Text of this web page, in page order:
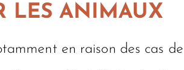
LES ANIMAUX
en raison des cas de